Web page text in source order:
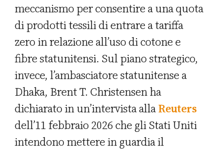
meccanismo per consentire a una quota
di prodotti tessili di entrare a tariffa
zero in relazione all’uso di cotone e
fibre statunitensi. Sul piano strategico,
invece, l’ambasciatore statunitense a
Dhaka, Brent T. Christensen ha
dichiarato in un’intervista allaReuters
dell’11 febbraio 2026 che gli Stati Uniti
intendono mettere in guardia il